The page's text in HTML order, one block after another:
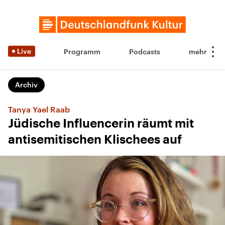
Live Programm Podcasts
Archiv
Tanya Yael Raab
Jüdische Influencerin räumt mit
antisemitischen Klischees auf